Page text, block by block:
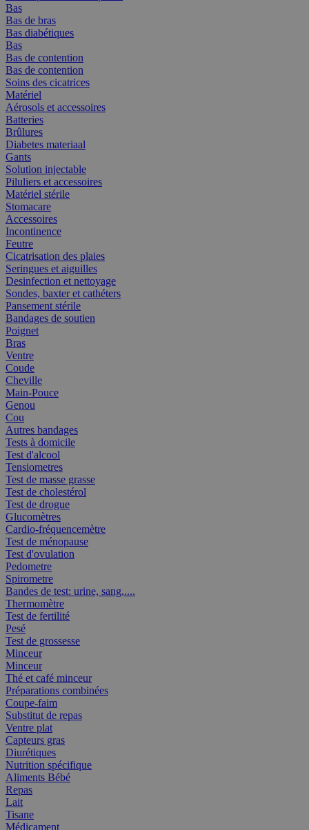
Bas
Bas de bras
Bas diabétiques
Bas
Bas de contention
Bas de contention
Soins des cicatrices
Matériel
Aérosols et accessoires
Batteries
Brûlures
Diabetes materiaal
Gants
Solution injectable
Piluliers et accessoires
Matériel stérile
Stomacare
Accessoires
Incontinence
Feutre
Cicatrisation des plaies
Seringues et aiguilles
Desinfection et nettoyage
Sondes, baxter et cathéters
Pansement stérile
Bandages de soutien
Poignet
Bras
Ventre
Coude
Cheville
Main-Pouce
Genou
Cou
Autres bandages
Tests à domicile
Test d'alcool
Tensiometres
Test de masse grasse
Test de cholestérol
Test de drogue
Glucomètres
Cardio-fréquencemètre
Test de ménopause
Test d'ovulation
Pedometre
Spirometre
Bandes de test: urine, sang,....
Thermomètre
Test de fertilité
Pesé
Test de grossesse
Minceur
Minceur
Thé et café minceur
Préparations combinées
Coupe-faim
Substitut de repas
Ventre plat
Capteurs gras
Diurétiques
Nutrition spécifique
Aliments Bébé
Repas
Lait
Tisane
Médicament